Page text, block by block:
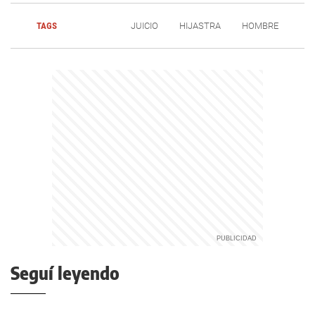
TAGS JUICIO HIJASTRA HOMBRE
Seguí leyendo